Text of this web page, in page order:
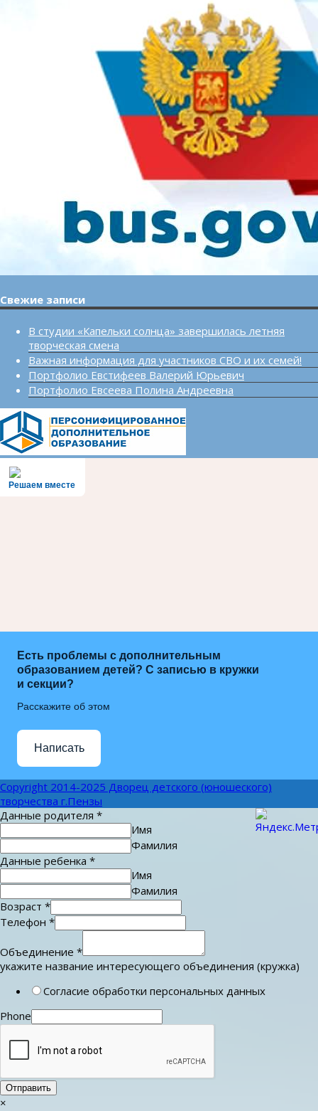
Свежие записи
В студии «Капельки солнца» завершилась летняя
творческая смена
Важная информация для участников СВО и их семей!
Портфолио Евстифеев Валерий Юрьевич
Портфолио Евсеева Полина Андреевна
Решаем вместе
Есть проблемы с дополнительным
образованием детей? С записью в кружки
и секции?
Расскажите об этом
Написать
Copyright 2014-2025 Дворец детского (юношеского)
творчества г.Пензы
Данные родителя *
Имя
Фамилия
Данные ребенка *
Имя
Фамилия
Возраст *
Телефон *
Объединение *
укажите название интересующего объединения (кружка)
Согласие обработки персональных данных
Phone
Отправить
×